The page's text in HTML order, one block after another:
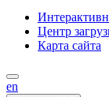
Центр
Карта сайта
en